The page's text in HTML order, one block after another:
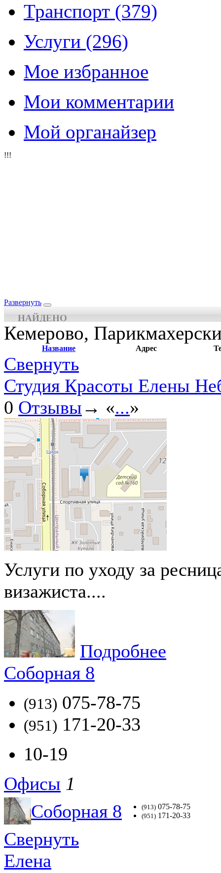
Транспорт (379)
Услуги (296)
Мое избранное
Мои комментарии
Мой органайзер
!!!
Развернуть
НАЙДЕНО
Кемерово,
Название Адрес
Свернуть
Студия Красоты Елены
0 Отзывы→ «...»
Услуги по уходу за
визажиста....
Подробнее
Соборная 8
(913) 075-78-75
(951) 171-20-33
10-19
Офисы 1
Соборная 8
(913) 075-78-75
(951) 171-20-33
Свернуть
Елена